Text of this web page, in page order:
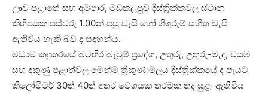
ඌව පළාතේ සහ අම්පාර, මඩකලපුව දිස්ත්‍රික්කවල ස්ථාන
කිහිපයක පස්වරු 1.00න් පසු වැසි හෝ ගිගුරුම් සහිත වැසි
ඇතිවිය හැකි බව ද සඳහන්ය.
මධ්‍යම කඳුකරයේ බටහිර බෑවුම් ප්‍රදේශ, උතුරු, උතුරු-මැද, වයඹ
සහ දකුණු පළාත්වල මෙන්ම ත්‍රිකුණාමලය දිස්ත්‍රික්කයේ ද පැයට
කිලෝමීටර් 30ත් 40ත් අතර වේගයක තරමක තද සුළං ඇතිවිය